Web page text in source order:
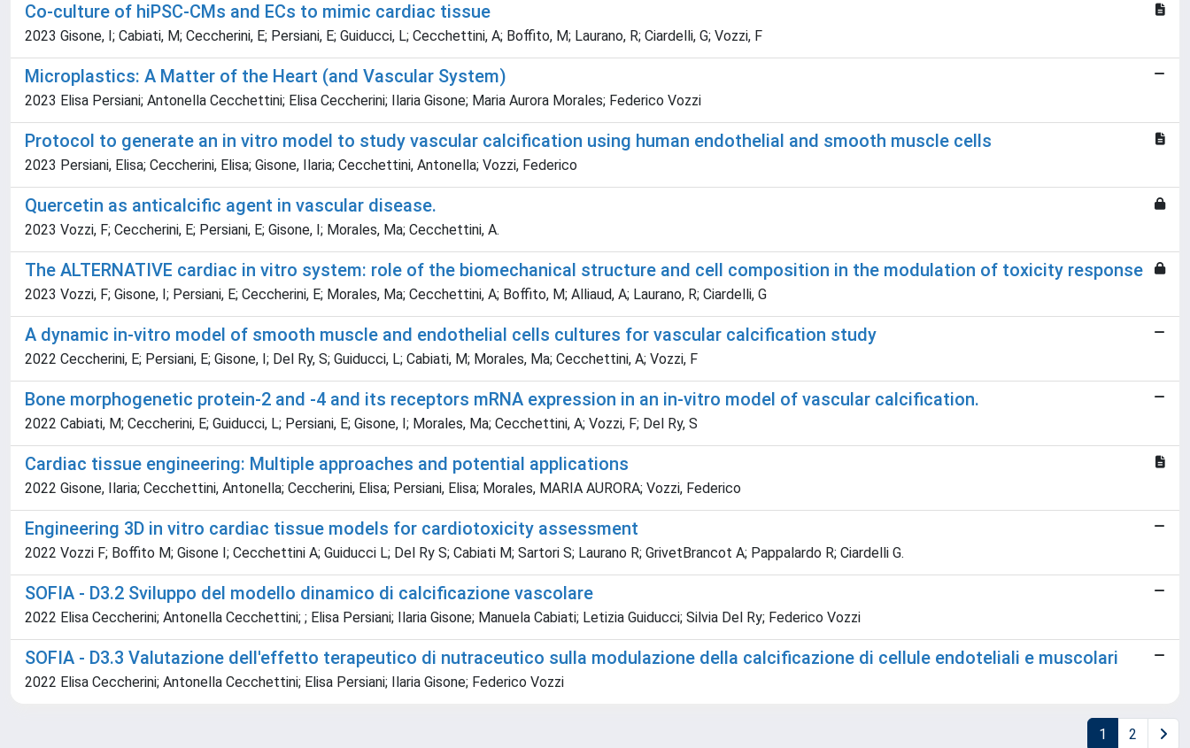
Co-culture of hiPSC-CMs and ECs to mimic cardiac tissue
2023 Gisone, I; Cabiati, M; Ceccherini, E; Persiani, E; Guiducci, L; Cecchettini, A; Boffito, M; Laurano, R; Ciardelli, G; Vozzi, F
Microplastics: A Matter of the Heart (and Vascular System)
2023 Elisa Persiani; Antonella Cecchettini; Elisa Ceccherini; Ilaria Gisone; Maria Aurora Morales; Federico Vozzi
Protocol to generate an in vitro model to study vascular calcification using human endothelial and smooth muscle cells
2023 Persiani, Elisa; Ceccherini, Elisa; Gisone, Ilaria; Cecchettini, Antonella; Vozzi, Federico
Quercetin as anticalcific agent in vascular disease.
2023 Vozzi, F; Ceccherini, E; Persiani, E; Gisone, I; Morales, Ma; Cecchettini, A.
The ALTERNATIVE cardiac in vitro system: role of the biomechanical structure and cell composition in the modulation of toxicity response
2023 Vozzi, F; Gisone, I; Persiani, E; Ceccherini, E; Morales, Ma; Cecchettini, A; Boffito, M; Alliaud, A; Laurano, R; Ciardelli, G
A dynamic in-vitro model of smooth muscle and endothelial cells cultures for vascular calcification study
2022 Ceccherini, E; Persiani, E; Gisone, I; Del Ry, S; Guiducci, L; Cabiati, M; Morales, Ma; Cecchettini, A; Vozzi, F
Bone morphogenetic protein-2 and -4 and its receptors mRNA expression in an in-vitro model of vascular calcification.
2022 Cabiati, M; Ceccherini, E; Guiducci, L; Persiani, E; Gisone, I; Morales, Ma; Cecchettini, A; Vozzi, F; Del Ry, S
Cardiac tissue engineering: Multiple approaches and potential applications
2022 Gisone, Ilaria; Cecchettini, Antonella; Ceccherini, Elisa; Persiani, Elisa; Morales, MARIA AURORA; Vozzi, Federico
Engineering 3D in vitro cardiac tissue models for cardiotoxicity assessment
2022 Vozzi F; Boffito M; Gisone I; Cecchettini A; Guiducci L; Del Ry S; Cabiati M; Sartori S; Laurano R; GrivetBrancot A; Pappalardo R; Ciardelli G.
SOFIA - D3.2 Sviluppo del modello dinamico di calcificazione vascolare
2022 Elisa Ceccherini; Antonella Cecchettini; ; Elisa Persiani; Ilaria Gisone; Manuela Cabiati; Letizia Guiducci; Silvia Del Ry; Federico Vozzi
SOFIA - D3.3 Valutazione dell'effetto terapeutico di nutraceutico sulla modulazione della calcificazione di cellule endoteliali e muscolari
2022 Elisa Ceccherini; Antonella Cecchettini; Elisa Persiani; Ilaria Gisone; Federico Vozzi
1 2